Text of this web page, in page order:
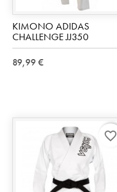
KIMONO ADIDAS
CHALLENGE JJ350
89,99 €
favorite_border